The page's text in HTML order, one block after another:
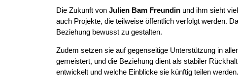
Die Zukunft von Julien Bam Freundin und ihm sieht
auch Projekte, die teilweise öffentlich verfolgt werden.
Beziehung bewusst zu gestalten.
Zudem setzen sie auf gegenseitige Unterstützung in
gemeistert, und die Beziehung dient als stabiler
entwickelt und welche Einblicke sie künftig teilen werden.